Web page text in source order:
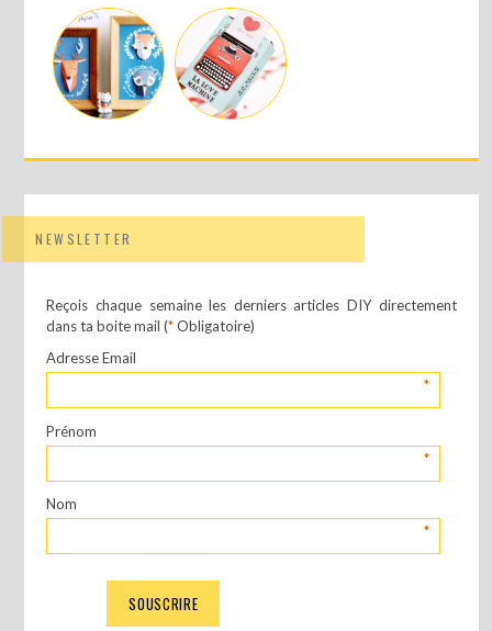
NEWSLETTER
Reçois chaque semaine les derniers articles DIY directement
dans ta boite mail (*Obligatoire)
Adresse Email
*
Prénom
*
Nom
*